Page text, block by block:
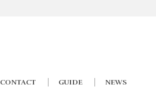
CONTACT GUIDE NEWS